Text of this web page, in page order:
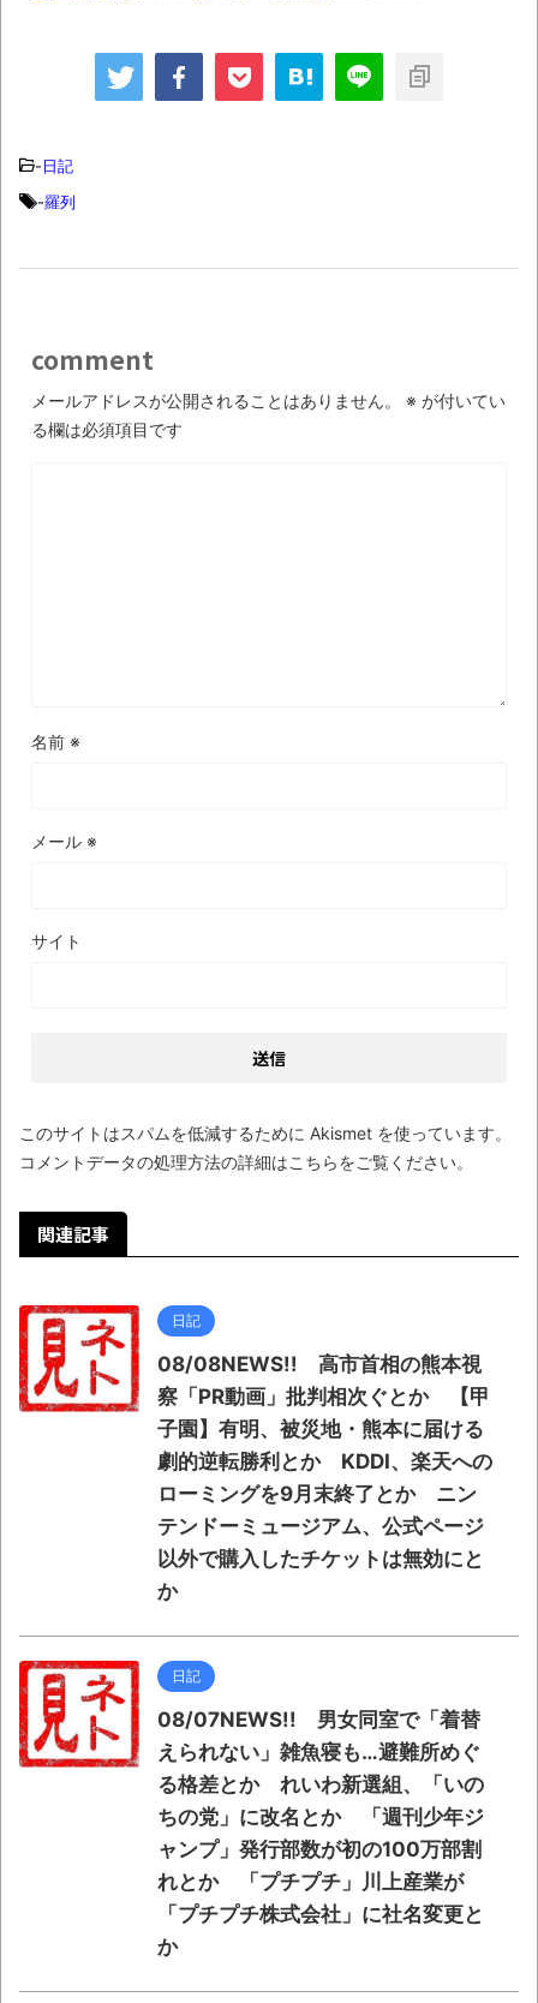
ーズとか 小室圭さん
眞子様とラブラブ手つ
「ＣＭ」とか
とか 【朗報】田代ま
さしさん出所とか ア
-日記
-羅列
comment
メールアドレスが公開されることはありません。 ※ が付いてい
る欄は必須項目です
名前 ※
メール ※
サイト
このサイトはスパムを低減するために Akismet を使っています。
コメントデータの処理方法の詳細はこちらをご覧ください。
関連記事
日記
08/08NEWS!! 高市首相の熊本視
察「PR動画」批判相次ぐとか 【甲
子園】有明、被災地・熊本に届ける
劇的逆転勝利とか KDDI、楽天への
ローミングを9月末終了とか ニン
テンドーミュージアム、公式ページ
以外で購入したチケットは無効にと
か
日記
08/07NEWS!! 男女同室で「着替
えられない」雑魚寝も…避難所めぐ
る格差とか れいわ新選組、「いの
ちの党」に改名とか 「週刊少年ジ
ャンプ」発行部数が初の100万部割
れとか 「プチプチ」川上産業が
「プチプチ株式会社」に社名変更と
か